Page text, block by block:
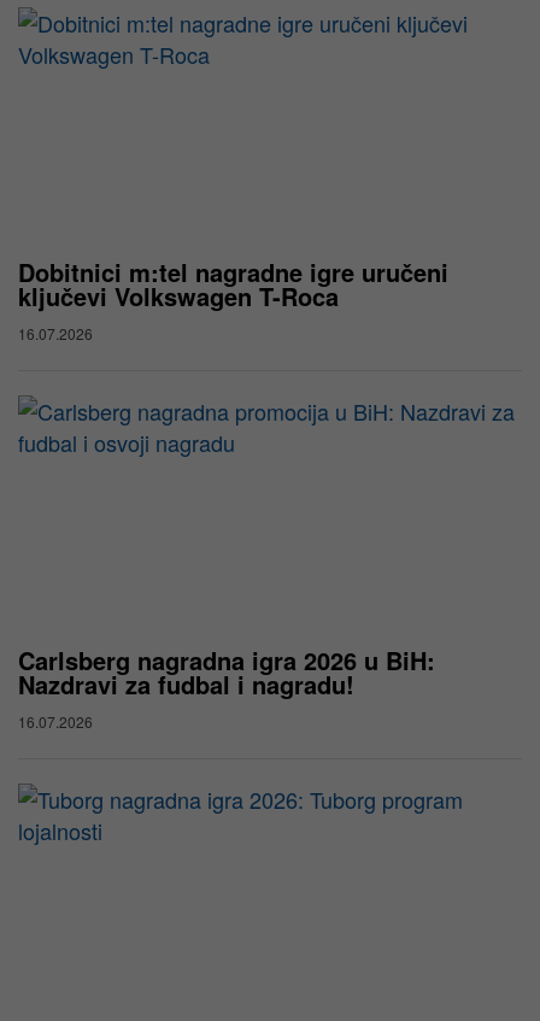
Dobitnici m:tel nagradne igre uručeni
ključevi Volkswagen T-Roca
16.07.2026
Carlsberg nagradna igra 2026 u BiH:
Nazdravi za fudbal i nagradu!
16.07.2026